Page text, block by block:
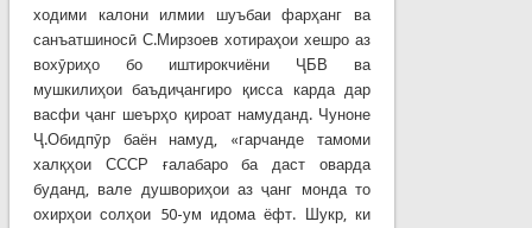
ходими калони илмии шуъбаи фарҳанг ва
санъатшиносӣ С.Мирзоев хотираҳои хешро аз
вохӯриҳо бо иштирокчиёни ҶБВ ва
мушкилиҳои баъдиҷангиро қисса карда дар
васфи ҷанг шеърҳо қироат намуданд. Чуноне
Ҷ.Обидпӯр баён намуд, «гарчанде тамоми
халқҳои СССР ғалабаро ба даст оварда
буданд, вале душвориҳои аз ҷанг монда то
охирҳои солҳои 50-ум идома ёфт. Шукр, ки